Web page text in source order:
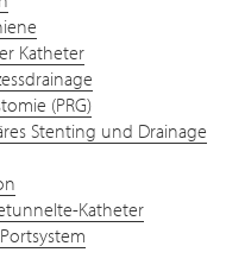
Katheter
(PRG)
Stenting und Drainage
Katheter